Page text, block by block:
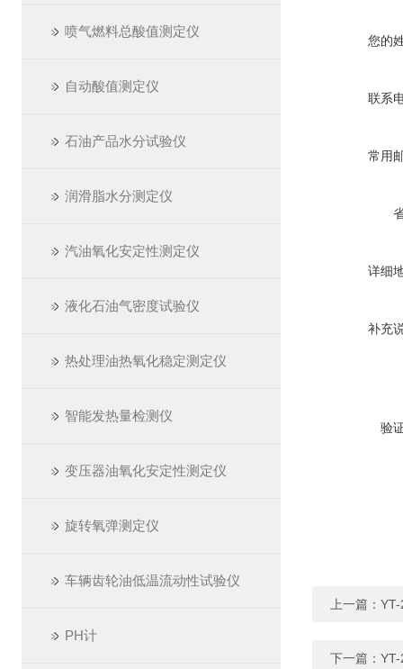
喷气燃料总酸值测定仪
自动酸值测定仪
石油产品水分试验仪
润滑脂水分测定仪
汽油氧化安定性测定仪
液化石油气密度试验仪
热处理油热氧化稳定测定仪
智能发热量检测仪
变压器油氧化安定性测定仪
旋转氧弹测定仪
车辆齿轮油低温流动性试验仪
PH计
您的
联系
常用
详细
补充
验
上一篇：
下一篇：